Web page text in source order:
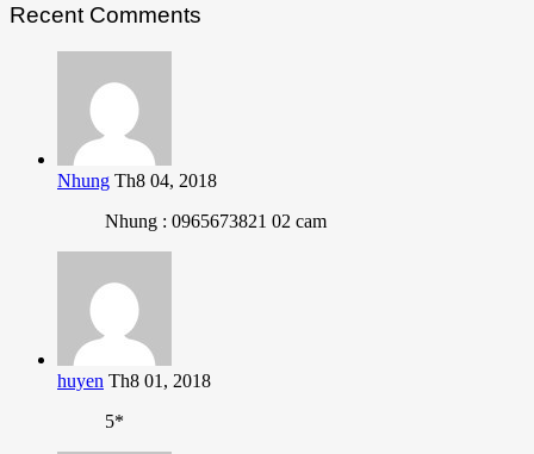
Recent Comments
Nhung Th8 04, 2018
Nhung : 0965673821 02 cam
huyen Th8 01, 2018
5*